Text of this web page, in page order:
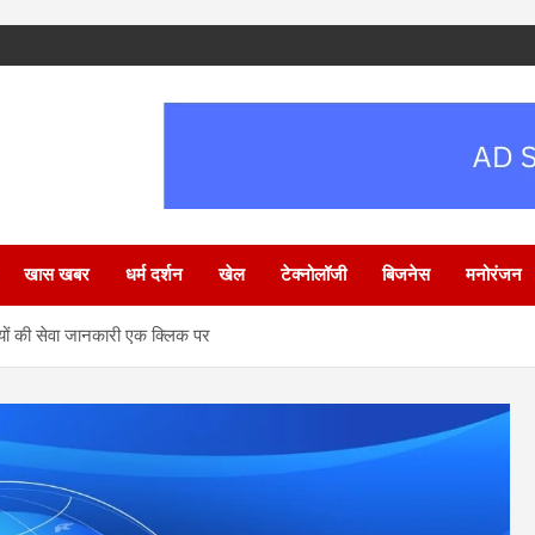
खास खबर धर्म दर्शन खेल टेक्नोलॉजी बिजनेस मनोरंजन
की सेवा जानकारी एक क्लिक पर